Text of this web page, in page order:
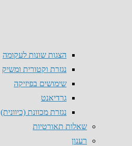
הצגות שונות לעקומה
נגזרת וקטורית ומשיק
שימושים בפיזיקה
גרדיאנט
נגזרת מכוונת (כיוונית)
שאלות תאורטיות
רענון